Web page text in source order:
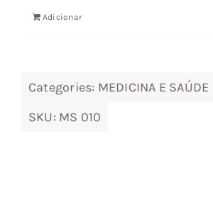
era:
Adicionar
Categories: MEDICINA E SAÚDE
SKU: MS 010